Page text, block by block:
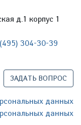
д.1 корпус 1
304-30-39
ЗАДАТЬ ВОПРОС
данных
данных